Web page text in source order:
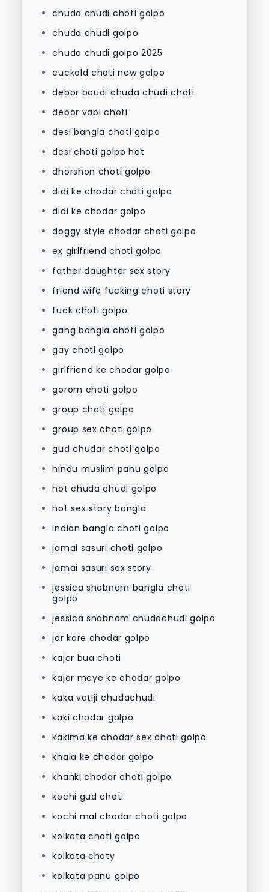
chuda chudi choti golpo
chuda chudi golpo
chuda chudi golpo 2025
cuckold choti new golpo
debor boudi chuda chudi choti
debor vabi choti
desi bangla choti golpo
desi choti golpo hot
dhorshon choti golpo
didi ke chodar choti golpo
didi ke chodar golpo
doggy style chodar choti golpo
ex girlfriend choti golpo
father daughter sex story
friend wife fucking choti story
fuck choti golpo
gang bangla choti golpo
gay choti golpo
girlfriend ke chodar golpo
gorom choti golpo
group choti golpo
group sex choti golpo
gud chudar choti golpo
hindu muslim panu golpo
hot chuda chudi golpo
hot sex story bangla
indian bangla choti golpo
jamai sasuri choti golpo
jamai sasuri sex story
jessica shabnam bangla choti
golpo
jessica shabnam chudachudi golpo
jor kore chodar golpo
kajer bua choti
kajer meye ke chodar golpo
kaka vatiji chudachudi
kaki chodar golpo
kakima ke chodar sex choti golpo
khala ke chodar golpo
khanki chodar choti golpo
kochi gud choti
kochi mal chodar choti golpo
kolkata choti golpo
kolkata choty
kolkata panu golpo